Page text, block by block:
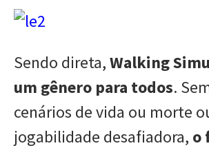
Sendo direta,Walking
um gênero para todos.
cenários de vida ou morte
jogabilidade desafiadora, o